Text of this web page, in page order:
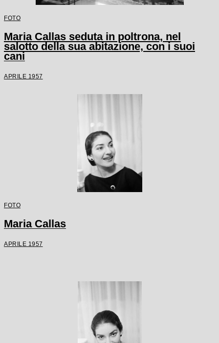
FOTO
Maria Callas seduta in poltrona, nel
salotto della sua abitazione, con i suoi
cani
APRILE 1957
FOTO
Maria Callas
APRILE 1957